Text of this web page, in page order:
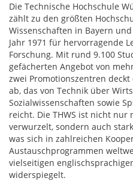
Die Technische Hochschule
zählt zu den größten
Wissenschaften in Bayern
Jahr 1971 für hervorragende
Forschung. Mit rund 9.100
gefächerten Angebot von
zwei Promotionszentren deckt
ab, das von Technik über
Sozialwissenschaften sowie
reicht. Die THWS ist nicht nur
verwurzelt, sondern auch
was sich in zahlreichen
Austauschprogrammen
vielseitigen
widerspiegelt.